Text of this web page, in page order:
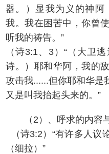
器。）显我为义的神阿
我。我在困苦中，你曾
听我的祷告。”
（诗3:1、3）“（大卫
诗。）耶和华阿，我的
攻击我......但你耶和华是
又是叫我抬起头来的。”
（2）、呼求的内容
（诗3:2）“有许多人议
（细拉）”